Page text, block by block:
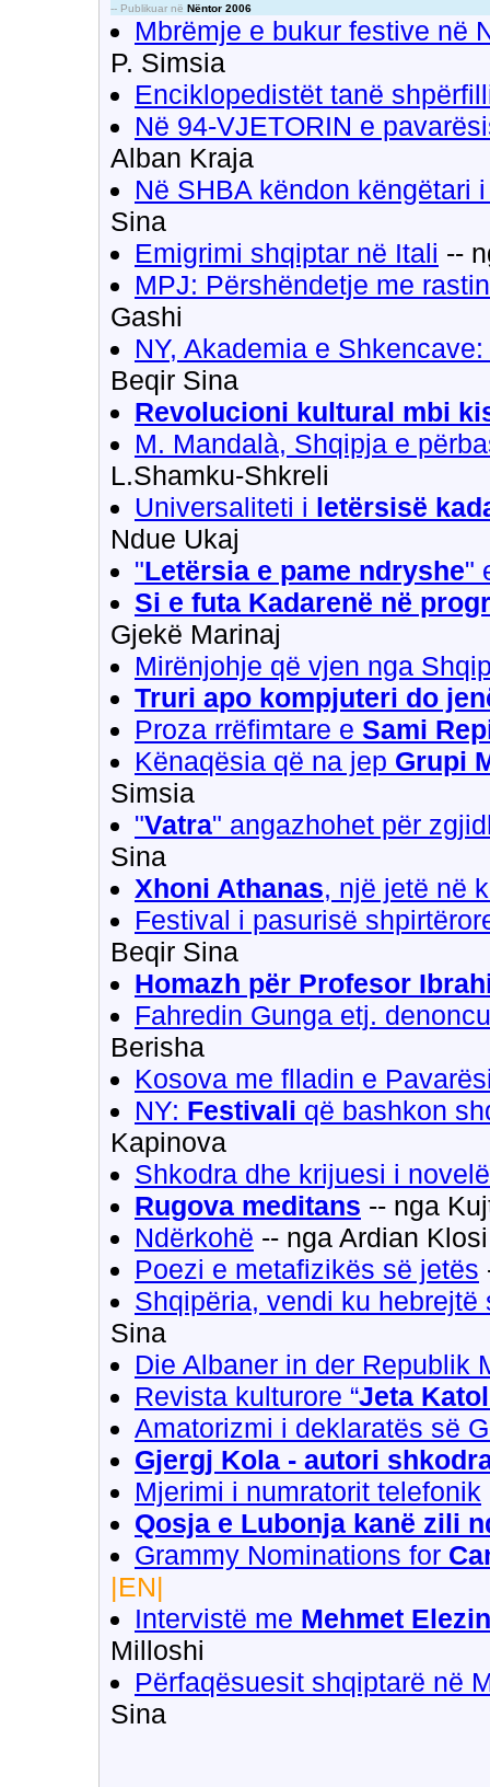
-- Publikuar në Nëntor 2006
Mbrëmje e bukur festive në
P. Simsia
Enciklopedistët tanë
Në 94-VJETORIN e
Alban Kraja
Në SHBA këndon këngëtari
Sina
Emigrimi shqiptar në Itali --
MPJ: Përshëndetje me
Gashi
NY, Akademia e Shkencave:
Beqir Sina
Revolucioni kultural mbi
M. Mandalà, Shqipja e
L.Shamku-Shkreli
Universaliteti i letërsisë
Ndue Ukaj
"Letërsia e pame ndryshe"
Si e futa Kadarenë në
Gjekë Marinaj
Mirënjohje që vjen nga
Truri apo kompjuteri do
Proza rrëfimtare e Sami
Kënaqësia që na jep Grupi
Simsia
"Vatra" angazhohet për
Sina
Xhoni Athanas, një jetë në
Festival i pasurisë
Beqir Sina
Homazh për Profesor
Fahredin Gunga etj.
Berisha
Kosova me flladin e
NY: Festivali që bashkon
Kapinova
Shkodra dhe krijuesi i
Rugova meditans -- nga
Ndërkohë -- nga Ardian Klosi
Poezi e metafizikës së jetës
Shqipëria, vendi ku
Sina
Die Albaner in der Republik
Revista kulturore “Jeta
Amatorizmi i deklaratës së
Gjergj Kola - autori
Mjerimi i numratorit telefonik
Qosja e Lubonja kanë zili
Grammy Nominations for
|EN|
Intervistë me Mehmet
Milloshi
Përfaqësuesit shqiptarë në
Sina